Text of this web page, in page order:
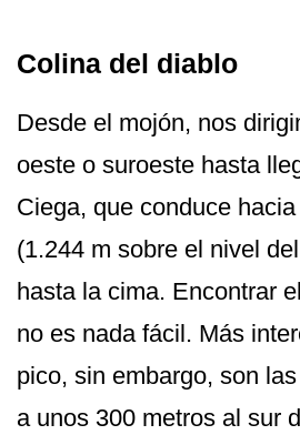
Colina del diablo
Desde el mojón, nos
oeste o suroeste hasta
Ciega, que conduce
(1.244 m sobre el nivel
hasta la cima. Encontrar
no es nada fácil. Más
pico, sin embargo, son
a unos 300 metros al sur